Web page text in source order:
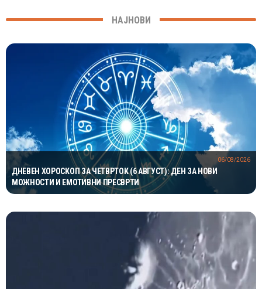
НАЈНОВИ
ДНЕВЕН ХОРОСКОП ЗА ЧЕТВРТОК (6 АВГУСТ): ДЕН ЗА НОВИ
МОЖНОСТИ И ЕМОТИВНИ ПРЕСВРТИ
06/08/2026